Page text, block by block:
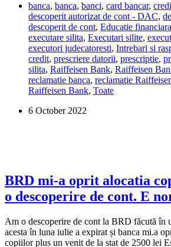
prescrie,
daca
nu
am
primit
somatie
de
la
banca
executorul
banca, banca, banci, card bancar,
descoperit autorizat de cont - DAC,
descoperit de cont, Educatie financiara
executare silita, Executari silite,
executori judecatoresti, Intrebari si
credit, prescriere datorii, prescriptie,
silita, Raiffeisen Bank, Raiffeisen
reclamatie banca, reclamatie
Raiffeisen Bank, Toate
6 October 2022
BRD mi-a oprit alocatia
o descoperire de cont. E
Am o descoperire de cont la BRD făcută în
acesta în luna iulie a expirat și banca mi.a
copiilor plus un venit de la stat de 2500 lei